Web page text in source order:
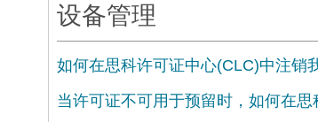
设备管理
如何在思科许可证中心(CLC)中注销
当许可证不可用于预留时，如何在